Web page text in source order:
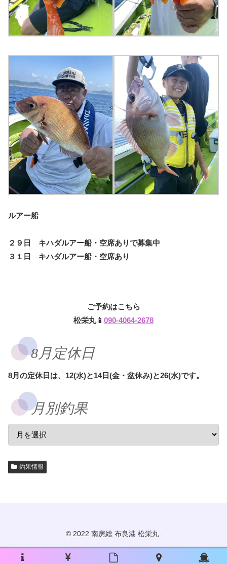
ルアー船
２９日 キハダルアー船・空席ありで募集中
３１日 キハダルアー船・空席あり
ご予約はこちら
松栄丸📱 090-4064-2678
8月定休日
8月の定休日は、12(水)と14日(金・盆休み)と26(水)です。
月別釣果
釣果情報
© 2022 南房総 布良港 松栄丸.